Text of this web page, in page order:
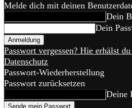
Melde dich mit deinen
Dein
Dein
Passwort vergessen? Hie erhälst
Datenschutz
Passwort-Wiederherstellung
Passwort zurücksetzen
Deine